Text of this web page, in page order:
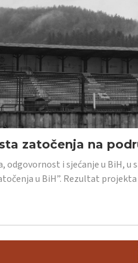
zatočenja na
odgovornost i sjećanje u BiH,
u BiH”. Rezultat